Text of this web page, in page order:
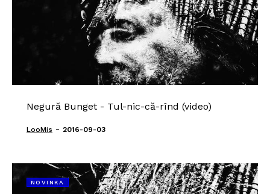
Negură Bunget - Tul-nic-că-rînd (video)
LooMis - 2016-09-03
NOVINKA